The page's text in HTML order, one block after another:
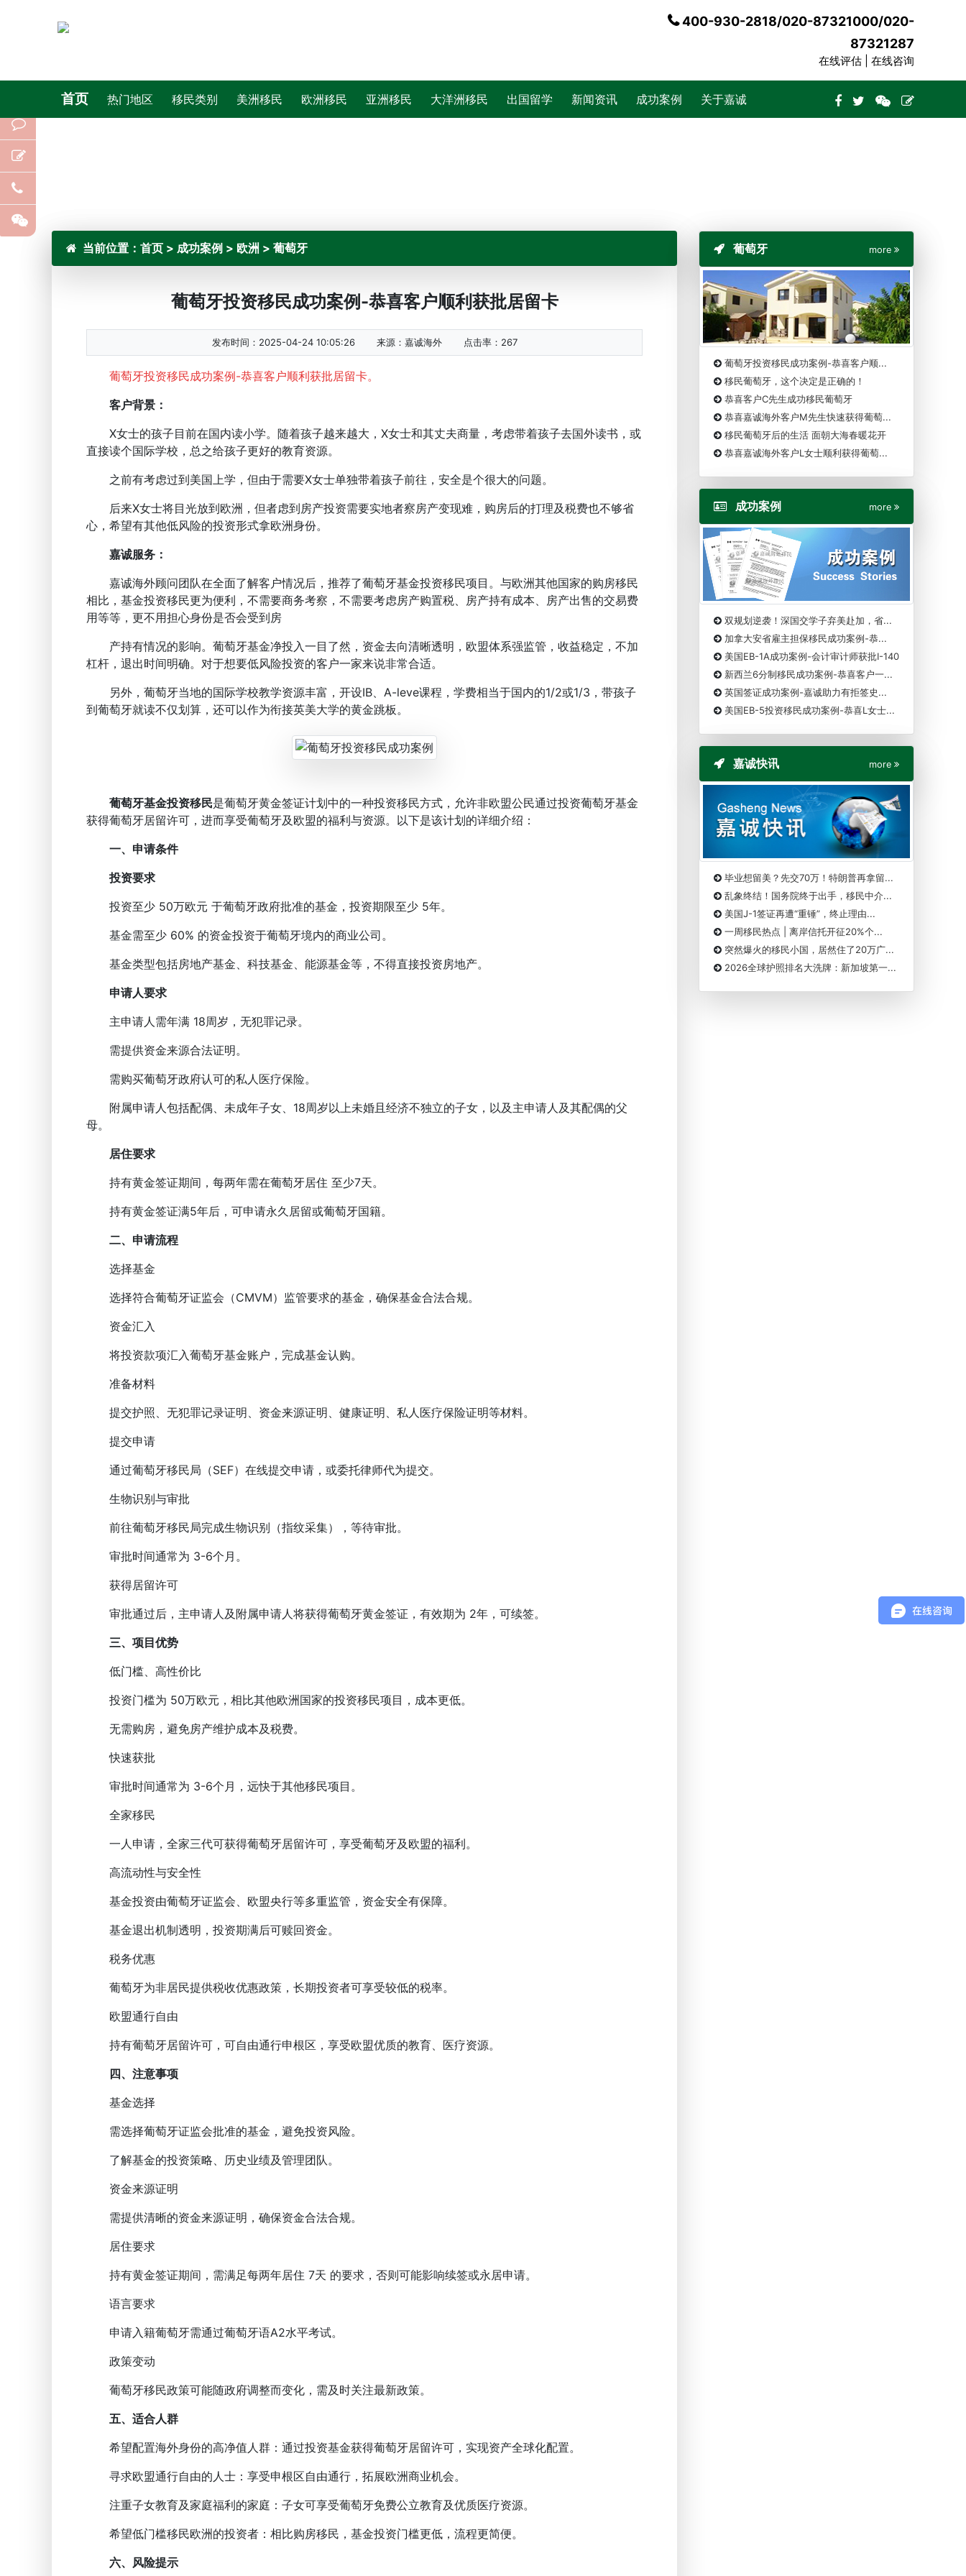
400-930-2818/020-87321000/020-
87321287
在线评估 | 在线咨询
首页 热门地区 移民类别 美洲移民 欧洲移民 亚洲移民 大洋洲移民 出国留学 新闻资讯 成功案例 关于嘉诚
当前位置： 首页 > 成功案例 > 欧洲 > 葡萄牙
葡萄牙投资移民成功案例-恭喜客户顺利获批居留卡
发布时间：2025-04-24 10:05:26 来源：嘉诚海外 点击率： 267
葡萄牙投资移民成功案例-恭喜客户顺利获批居留卡。
客户背景：
X女士的孩子目前在国内读小学。随着孩子越来越大，X女士和其丈夫商量，考虑带着孩子去国外读书，或
直接读个国际学校，总之给孩子更好的教育资源。
之前有考虑过到美国上学，但由于需要X女士单独带着孩子前往，安全是个很大的问题。
后来X女士将目光放到欧洲，但者虑到房产投资需要实地者察房产变现难，购房后的打理及税费也不够省
心，希望有其他低风险的投资形式拿欧洲身份。
嘉诚服务：
嘉诚海外顾问团队在全面了解客户情况后，推荐了葡萄牙基金投资移民项目。与欧洲其他国家的购房移民
相比，基金投资移民更为便利，不需要商务考察，不需要考虑房产购置税、房产持有成本、房产出售的交易费
用等等，更不用担心身份是否会受到房
产持有情况的影响。葡萄牙基金净投入一目了然，资金去向清晰透明，欧盟体系强监管，收益稳定，不加
杠杆，退出时间明确。对于想要低风险投资的客户一家来说非常合适。
另外，葡萄牙当地的国际学校教学资源丰富，开设IB、A-leve课程，学费相当于国内的1/2或1/3，带孩子
到葡萄牙就读不仅划算，还可以作为衔接英美大学的黄金跳板。
葡萄牙基金投资移民是葡萄牙黄金签证计划中的一种投资移民方式，允许非欧盟公民通过投资葡萄牙基金
获得葡萄牙居留许可，进而享受葡萄牙及欧盟的福利与资源。以下是该计划的详细介绍：
一、申请条件
投资要求
投资至少 50万欧元 于葡萄牙政府批准的基金，投资期限至少 5年。
基金需至少 60% 的资金投资于葡萄牙境内的商业公司。
基金类型包括房地产基金、科技基金、能源基金等，不得直接投资房地产。
申请人要求
主申请人需年满 18周岁，无犯罪记录。
需提供资金来源合法证明。
需购买葡萄牙政府认可的私人医疗保险。
附属申请人包括配偶、未成年子女、18周岁以上未婚且经济不独立的子女，以及主申请人及其配偶的父
母。
居住要求
持有黄金签证期间，每两年需在葡萄牙居住 至少7天。
持有黄金签证满5年后，可申请永久居留或葡萄牙国籍。
二、申请流程
选择基金
选择符合葡萄牙证监会（CMVM）监管要求的基金，确保基金合法合规。
资金汇入
将投资款项汇入葡萄牙基金账户，完成基金认购。
准备材料
提交护照、无犯罪记录证明、资金来源证明、健康证明、私人医疗保险证明等材料。
提交申请
通过葡萄牙移民局（SEF）在线提交申请，或委托律师代为提交。
生物识别与审批
前往葡萄牙移民局完成生物识别（指纹采集），等待审批。
审批时间通常为 3-6个月。
获得居留许可
审批通过后，主申请人及附属申请人将获得葡萄牙黄金签证，有效期为 2年，可续签。
三、项目优势
低门槛、高性价比
投资门槛为 50万欧元，相比其他欧洲国家的投资移民项目，成本更低。
无需购房，避免房产维护成本及税费。
快速获批
审批时间通常为 3-6个月，远快于其他移民项目。
全家移民
一人申请，全家三代可获得葡萄牙居留许可，享受葡萄牙及欧盟的福利。
高流动性与安全性
基金投资由葡萄牙证监会、欧盟央行等多重监管，资金安全有保障。
基金退出机制透明，投资期满后可赎回资金。
税务优惠
葡萄牙为非居民提供税收优惠政策，长期投资者可享受较低的税率。
欧盟通行自由
持有葡萄牙居留许可，可自由通行申根区，享受欧盟优质的教育、医疗资源。
四、注意事项
基金选择
需选择葡萄牙证监会批准的基金，避免投资风险。
了解基金的投资策略、历史业绩及管理团队。
资金来源证明
需提供清晰的资金来源证明，确保资金合法合规。
居住要求
持有黄金签证期间，需满足每两年居住 7天 的要求，否则可能影响续签或永居申请。
语言要求
申请入籍葡萄牙需通过葡萄牙语A2水平考试。
政策变动
葡萄牙移民政策可能随政府调整而变化，需及时关注最新政策。
五、适合人群
希望配置海外身份的高净值人群：通过投资基金获得葡萄牙居留许可，实现资产全球化配置。
寻求欧盟通行自由的人士：享受申根区自由通行，拓展欧洲商业机会。
注重子女教育及家庭福利的家庭：子女可享受葡萄牙免费公立教育及优质医疗资源。
希望低门槛移民欧洲的投资者：相比购房移民，基金投资门槛更低，流程更简便。
六、风险提示
葡萄牙 more
葡萄牙投资移民成功案例-恭喜客户顺...
移民葡萄牙，这个决定是正确的！
恭喜客户C先生成功移民葡萄牙
恭喜嘉诚海外客户M先生快速获得葡萄...
移民葡萄牙后的生活 面朝大海春暖花开
恭喜嘉诚海外客户L女士顺利获得葡萄...
成功案例 more
双规划逆袭！深国交学子弃美赴加，省...
加拿大安省雇主担保移民成功案例-恭...
美国EB-1A成功案例-会计审计师获批I-140
新西兰6分制移民成功案例-恭喜客户一...
英国签证成功案例-嘉诚助力有拒签史...
美国EB-5投资移民成功案例-恭喜L女士...
嘉诚快讯 more
毕业想留美？先交70万！特朗普再拿留...
乱象终结！国务院终于出手，移民中介...
美国J-1签证再遭“重锤”，终止理由...
一周移民热点 | 离岸信托开征20%个...
突然爆火的移民小国，居然住了20万广...
2026全球护照排名大洗牌：新加坡第一...